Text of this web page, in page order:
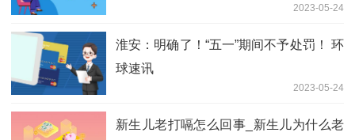
2023-05-24
淮安：明确了！“五一”期间不予处罚！ 环
球速讯
2023-05-24
新生儿老打嗝怎么回事_新生儿为什么老